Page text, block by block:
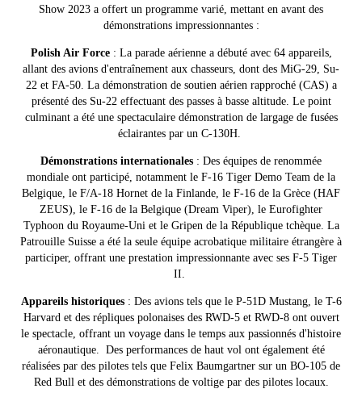
Show 2023 a offert un programme varié, mettant en avant des
démonstrations impressionnantes :
Polish Air Force: La parade aérienne a débuté avec 64 appareils,
allant des avions d'entraînement aux chasseurs, dont des MiG-29, Su-
22 et FA-50. La démonstration de soutien aérien rapproché (CAS) a
présenté des Su-22 effectuant des passes à basse altitude. Le point
culminant a été une spectaculaire démonstration de largage de fusées
éclairantes par un C-130H.
Démonstrations internationales : Des équipes de renommée
mondiale ont participé, notamment le F-16 Tiger Demo Team de la
Belgique, le F/A-18 Hornet de la Finlande, le F-16 de la Grèce (HAF
ZEUS), le F-16 de la Belgique (Dream Viper), le Eurofighter
Typhoon du Royaume-Uni et le Gripen de la République tchèque. La
Patrouille Suisse a été la seule équipe acrobatique militaire étrangère à
participer, offrant une prestation impressionnante avec ses F-5 Tiger
II.
Appareils historiques: Des avions tels que le P-51D Mustang, le T-6
Harvard et des répliques polonaises des RWD-5 et RWD-8 ont ouvert
le spectacle, offrant un voyage dans le temps aux passionnés d'histoire
aéronautique. Des performances de haut vol ont également été
réalisées par des pilotes tels que Felix Baumgartner sur un BO-105 de
Red Bull et des démonstrations de voltige par des pilotes locaux.